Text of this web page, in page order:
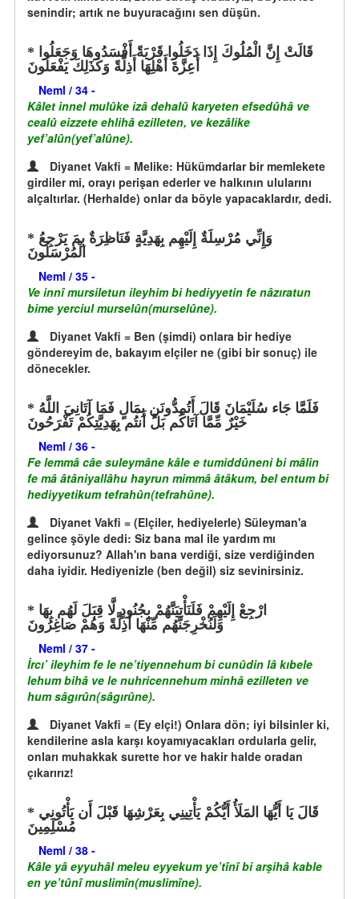
senindir; artık ne buyuracağını sen düşün.
أَعِزَّةَ أَهْلِهَا أَذِلَّةً وَكَذَلِكَ يَفْعَلُونَ
Neml / 34 -
Kâlet innel mulûke izâ dehalû karyeten efsedûhâ ve
cealû eizzete ehlihâ ezilleten, ve kezâlike
yef’alûn(yef’alûne).
Diyanet Vakfi = Melike: Hükümdarlar bir memlekete
girdiler mi, orayı perişan ederler ve halkının ulularını
alçaltırlar. (Herhalde) onlar da böyle yapacaklardır, dedi.
الْمُرْسَلُونَ
Neml / 35 -
Ve innî mursiletun ileyhim bi hediyyetin fe nâzıratun
bime yerciul murselûn(murselûne).
Diyanet Vakfi = Ben (şimdi) onlara bir hediye
göndereyim de, bakayım elçiler ne (gibi bir sonuç) ile
dönecekler.
خَيْرٌ مِّمَّا آتَاكُم بَلْ أَنتُم بِهَدِيَّتِكُمْ تَفْرَحُونَ
Neml / 36 -
Fe lemmâ câe suleymâne kâle e tumiddûneni bi mâlin
fe mâ âtâniyallâhu hayrun mimmâ âtâkum, bel entum bi
hediyyetikum tefrahûn(tefrahûne).
Diyanet Vakfi = (Elçiler, hediyelerle) Süleyman'a
gelince şöyle dedi: Siz bana mal ile yardım mı
ediyorsunuz? Allah'ın bana verdiği, size verdiğinden
daha iyidir. Hediyenizle (ben değil) siz sevinirsiniz.
وَلَنُخْرِجَنَّهُم مِّنْهَا أَذِلَّةً وَهُمْ صَاغِرُونَ
Neml / 37 -
İrcı’ ileyhim fe le ne’tiyennehum bi cunûdin lâ kıbele
lehum bihâ ve le nuhricennehum minhâ ezilleten ve
hum sâgırûn(sâgırûne).
Diyanet Vakfi = (Ey elçi!) Onlara dön; iyi bilsinler ki,
kendilerine asla karşı koyamıyacakları ordularla gelir,
onları muhakkak surette hor ve hakir halde oradan
çıkarırız!
مُسْلِمِينَ
Neml / 38 -
Kâle yâ eyyuhâl meleu eyyekum ye’tînî bi arşihâ kable
en ye’tûnî muslimîn(muslimîne).